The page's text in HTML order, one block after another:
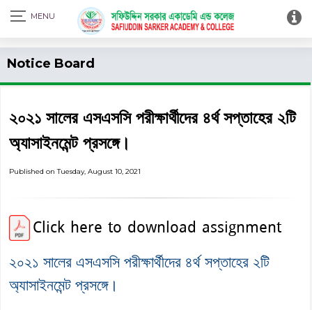
Print Admit Card
Notice Board
২০২১ সালের এসএসসি পরীক্ষার্থীদের ৪র্থ সপ্তাহের ২টি
অ্যাসাইনমেন্ট প্রসঙ্গে।
Published on Tuesday, August 10, 2021
Click here to download assignment
২০২১ সালের এসএসসি পরীক্ষার্থীদের ৪র্থ সপ্তাহের ২টি
অ্যাসাইনমেন্ট প্রসঙ্গে।